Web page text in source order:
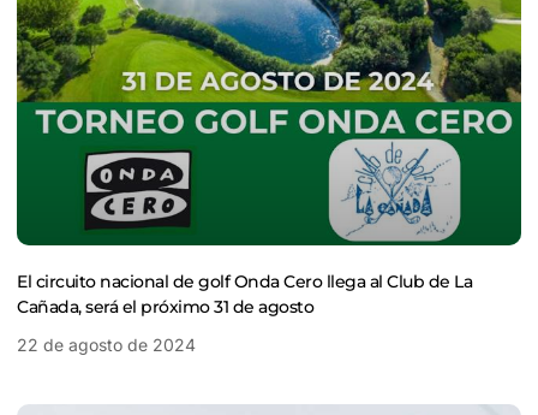
El circuito nacional de golf Onda Cero llega al Club de La
Cañada, será el próximo 31 de agosto
22 de agosto de 2024